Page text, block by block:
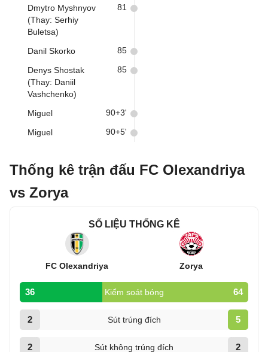
Dmytro Myshnyov
(Thay: Serhiy
Buletsa)
81
Danil Skorko 85
Denys Shostak
(Thay: Daniil
Vashchenko)
85
Miguel 90+3'
Miguel 90+5'
Thống kê trận đấu FC Olexandriya
vs Zorya
SỐ LIỆU THỐNG KÊ
FC Olexandriya Zorya
36 Kiểm soát bóng 64
2 Sút trúng đích 5
2 Sút không trúng đích 2